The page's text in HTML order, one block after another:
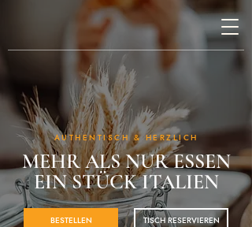
AUTHENTISCH & HERZLICH
MEHR ALS NUR ESSEN
EIN STÜCK ITALIEN
BESTELLEN TISCH RESERVIEREN